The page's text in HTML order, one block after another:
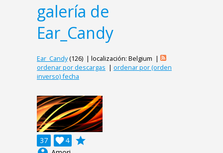
galería de
Ear_Candy
Ear_Candy(126) | localización: Belgium |
ordenar por descargas | ordenar por (orden
inverso) fecha
37 4

grade